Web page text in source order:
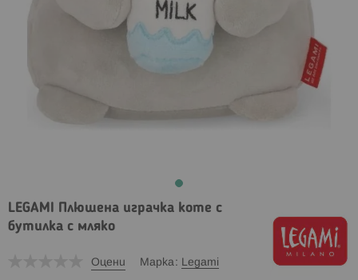
LEGAMI Плюшена играчка коте с
бутилка с мляко
Оцени Марка Legami